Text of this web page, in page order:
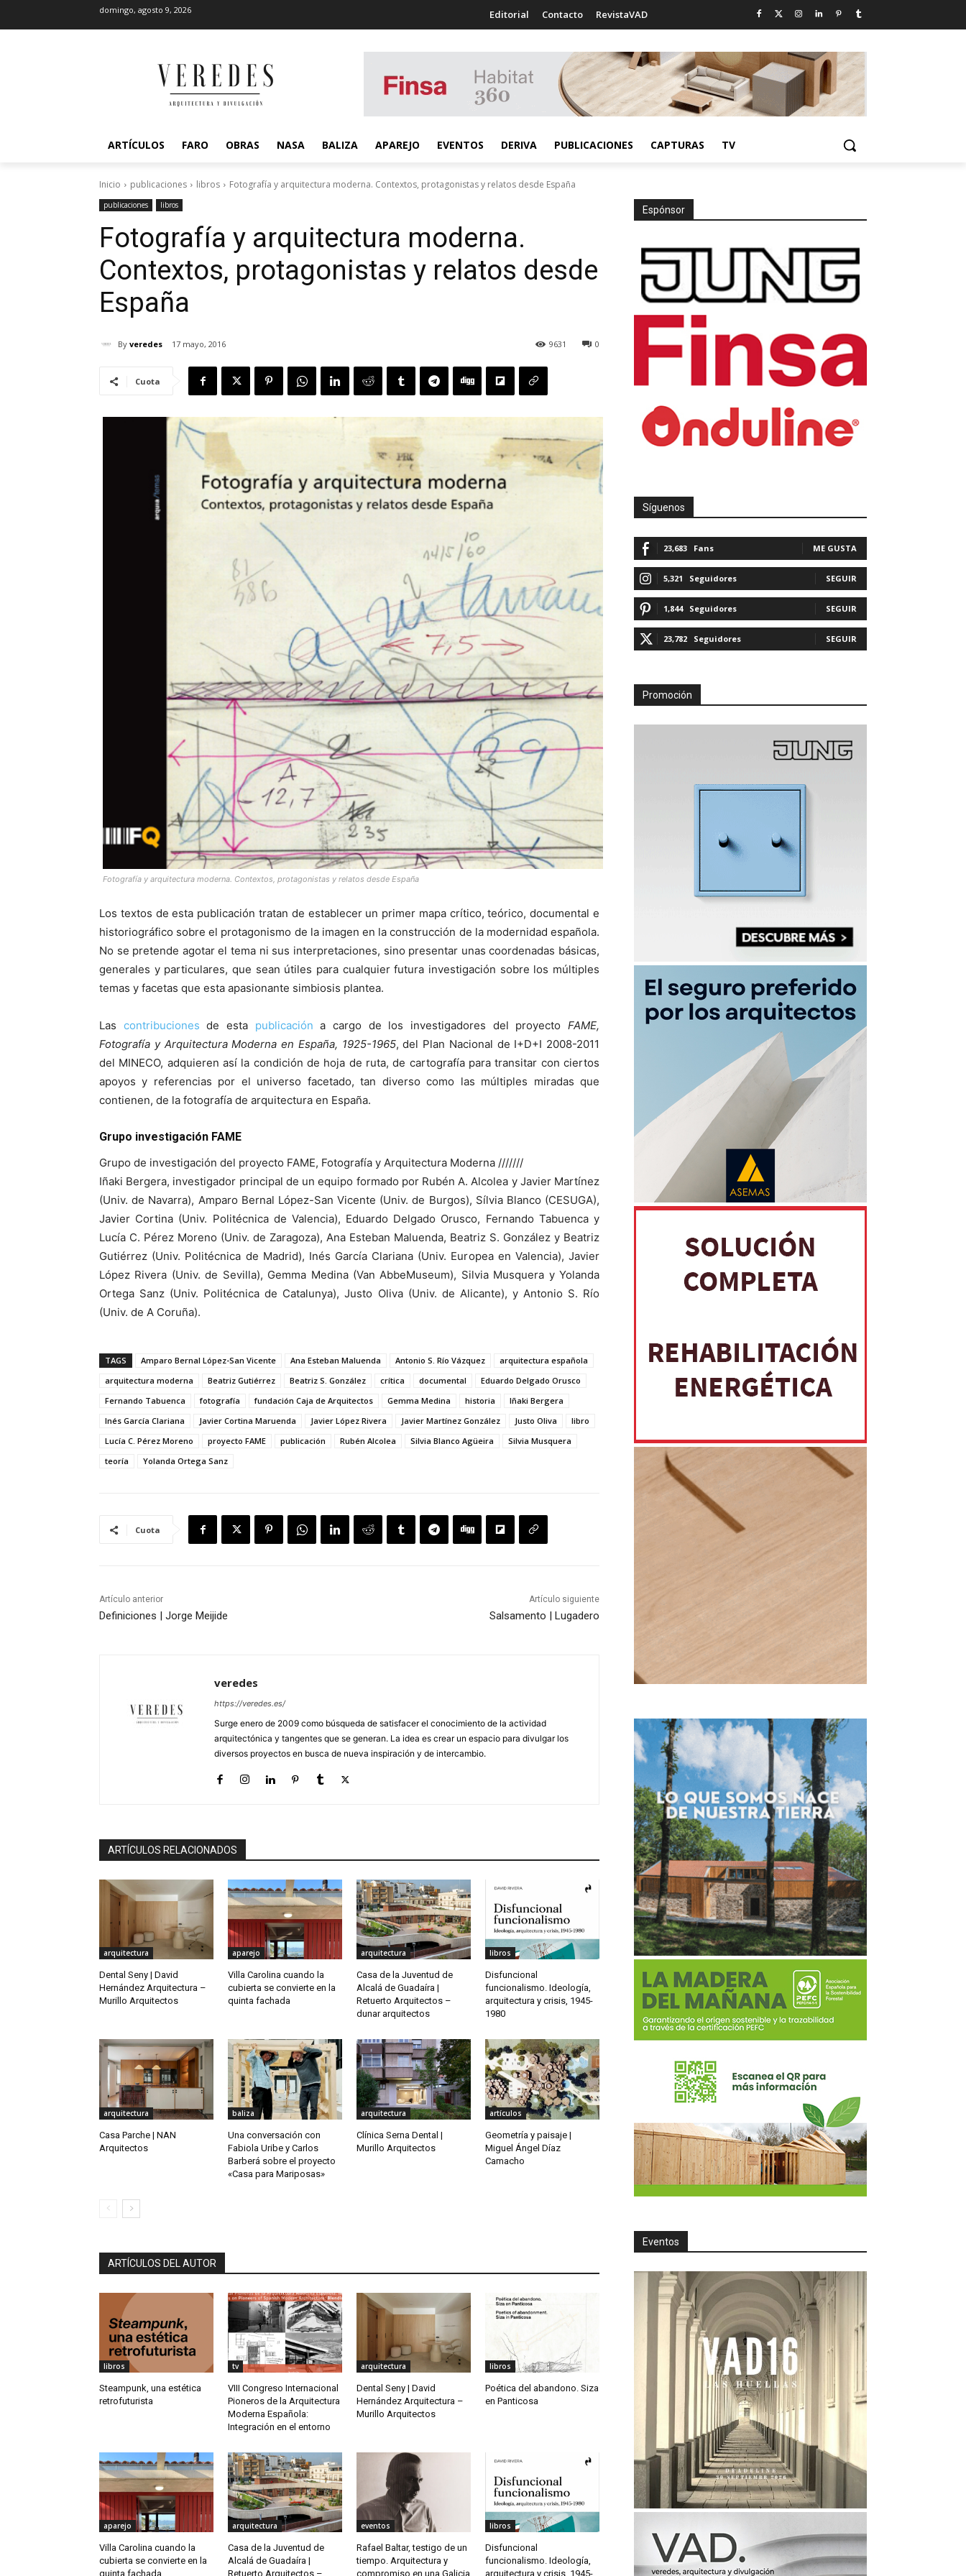
domingo, agosto 9, 2026 Editorial Contacto RevistaVAD
ARTÍCULOS FARO OBRAS NASA BALIZA APAREJO EVENTOS DERIVA PUBLICACIONES CAPTURAS TV
Inicio publicaciones libros Fotografía y arquitectura moderna. Contextos, protagonistas y relatos desde España
publicaciones libros
Fotografía y arquitectura moderna.
Contextos, protagonistas y relatos desde
España
By veredes 17 mayo, 2016 0
9631
Cuota
Fotografía y arquitectura moderna. Contextos, protagonistas y relatos desde España
Los textos de esta publicación tratan de establecer un primer mapa crítico, teórico, documental e
historiográfico sobre el protagonismo de la imagen en la construcción de la modernidad española.
No se pretende agotar el tema ni sus interpretaciones, sino presentar unas coordenadas básicas,
generales y particulares, que sean útiles para cualquier futura investigación sobre los múltiples
temas y facetas que esta apasionante simbiosis plantea.
Las contribuciones de esta publicación a cargo de los investigadores del proyectoFAME,
Fotografía y Arquitectura Moderna en España, 1925-1965, del Plan Nacional de I+D+I 2008-2011
del MINECO, adquieren así la condición de hoja de ruta, de cartografía para transitar con ciertos
apoyos y referencias por el universo facetado, tan diverso como las múltiples miradas que
contienen, de la fotografía de arquitectura en España.
Grupo investigación FAME
Grupo de investigación del proyecto FAME, Fotografía y Arquitectura Moderna ///////
Iñaki Bergera, investigador principal de un equipo formado por Rubén A. Alcolea y Javier Martínez
(Univ. de Navarra), Amparo Bernal López-San Vicente (Univ. de Burgos), Sílvia Blanco (CESUGA),
Javier Cortina (Univ. Politécnica de Valencia), Eduardo Delgado Orusco, Fernando Tabuenca y
Lucía C. Pérez Moreno (Univ. de Zaragoza), Ana Esteban Maluenda, Beatriz S. González y Beatriz
Gutiérrez (Univ. Politécnica de Madrid), Inés García Clariana (Univ. Europea en Valencia), Javier
López Rivera (Univ. de Sevilla), Gemma Medina (Van AbbeMuseum), Silvia Musquera y Yolanda
Ortega Sanz (Univ. Politécnica de Catalunya), Justo Oliva (Univ. de Alicante), y Antonio S. Río
(Univ. de A Coruña).
TAGS Amparo Bernal López-San Vicente Ana Esteban Maluenda Antonio S. Río Vázquez
arquitectura española
arquitectura moderna
Beatriz Gutiérrez Beatriz S. González crítica documental
Eduardo Delgado Orusco
Fernando Tabuenca
fotografía fundación Caja de Arquitectos Gemma Medina historia
Iñaki Bergera
Inés García Clariana
Javier Cortina Maruenda Javier López Rivera Javier Martínez González Justo Oliva
libro
Lucía C. Pérez Moreno
proyecto FAME publicación Rubén Alcolea Silvia Blanco Agüeira
Silvia Musquera
teoría
Yolanda Ortega Sanz
Cuota
Artículo anterior
Definiciones | Jorge Meijide
Artículo siguiente
Salsamento | Lugadero
veredes
https://veredes.es/
Surge enero de 2009 como búsqueda de satisfacer el conocimiento de la actividad
arquitectónica y tangentes que se generan. La idea es crear un espacio para divulgar los
diversos proyectos en busca de nueva inspiración y de intercambio.
ARTÍCULOS RELACIONADOS
arquitectura
Dental Seny | David
Hernández Arquitectura –
Murillo Arquitectos
aparejo
Villa Carolina cuando la
cubierta se convierte en la
quinta fachada
arquitectura
Casa de la Juventud de
Alcalá de Guadaíra |
Retuerto Arquitectos –
dunar arquitectos
libros
Disfuncional
funcionalismo. Ideología,
arquitectura y crisis, 1945-
1980
arquitectura
Casa Parche | NAN
Arquitectos
baliza
Una conversación con
Fabiola Uribe y Carlos
Barberá sobre el proyecto
«Casa para Mariposas»
arquitectura
Clínica Serna Dental |
Murillo Arquitectos
artículos
Geometría y paisaje |
Miguel Ángel Díaz
Camacho
ARTÍCULOS DEL AUTOR
libros
Steampunk, una estética
retrofuturista
tv
VIII Congreso Internacional
Pioneros de la Arquitectura
Moderna Española:
Integración en el entorno
arquitectura
Dental Seny | David
Hernández Arquitectura –
Murillo Arquitectos
libros
Poética del abandono. Siza
en Panticosa
aparejo
Villa Carolina cuando la
cubierta se convierte en la
quinta fachada
arquitectura
Casa de la Juventud de
Alcalá de Guadaíra |
Retuerto Arquitectos –
eventos
Rafael Baltar, testigo de un
tiempo. Arquitectura y
compromiso en una Galicia
libros
Disfuncional
funcionalismo. Ideología,
arquitectura y crisis, 1945-
Espónsor
Síguenos
23,683 Fans ME GUSTA
5,321 Seguidores SEGUIR
1,844 Seguidores SEGUIR
23,782 Seguidores SEGUIR
Promoción
Eventos